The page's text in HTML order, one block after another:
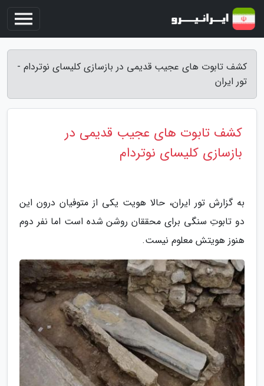
کشف تابوت های عجیب قدیمی در بازسازی کلیسای نوتردام -
تور ایران
کشف تابوت های عجیب قدیمی در
بازسازی کلیسای نوتردام
به گزارش تور ایران، حالا هویت یکی از متوفیان درون این
دو تابوتِ سنگی برای محققان روشن شده است اما نفر دوم
هنوز هویتش معلوم نیست.